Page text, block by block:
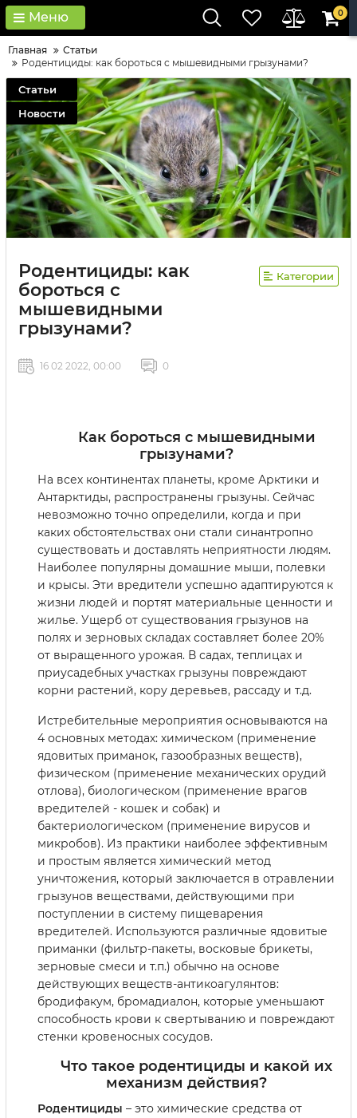
Меню 0
Главная
Статьи
Родентициды: как бороться с мышевидными грызунами?
Статьи
Новости
Родентициды: как
бороться с
мышевидными
грызунами?
Категории
16 02 2022, 00:00 0
Как бороться с мышевидными
грызунами?
На всех континентах планеты, кроме Арктики и
Антарктиды, распространены грызуны. Сейчас
невозможно точно определили, когда и при
каких обстоятельствах они стали синантропно
существовать и доставлять неприятности людям.
Наиболее популярны домашние мыши, полевки
и крысы. Эти вредители успешно адаптируются к
жизни людей и портят материальные ценности и
жилье. Ущерб от существования грызунов на
полях и зерновых складах составляет более 20%
от выращенного урожая. В садах, теплицах и
приусадебных участках грызуны повреждают
корни растений, кору деревьев, рассаду и т.д.
Истребительные мероприятия основываются на
4 основных методах: химическом (применение
ядовитых приманок, газообразных веществ),
физическом (применение механических орудий
отлова), биологическом (применение врагов
вредителей - кошек и собак) и
бактериологическом (применение вирусов и
микробов). Из практики наиболее эффективным
и простым является химический метод
уничтожения, который заключается в отравлении
грызунов веществами, действующими при
поступлении в систему пищеварения
вредителей. Используются различные ядовитые
приманки (фильтр-пакеты, восковые брикеты,
зерновые смеси и т.п.) обычно на основе
действующих веществ-антикоагулянтов:
бродифакум, бромадиалон, которые уменьшают
способность крови к свертыванию и повреждают
стенки кровеносных сосудов.
Что такое родентициды и какой их
механизм действия?
Родентициды – это химические средства от